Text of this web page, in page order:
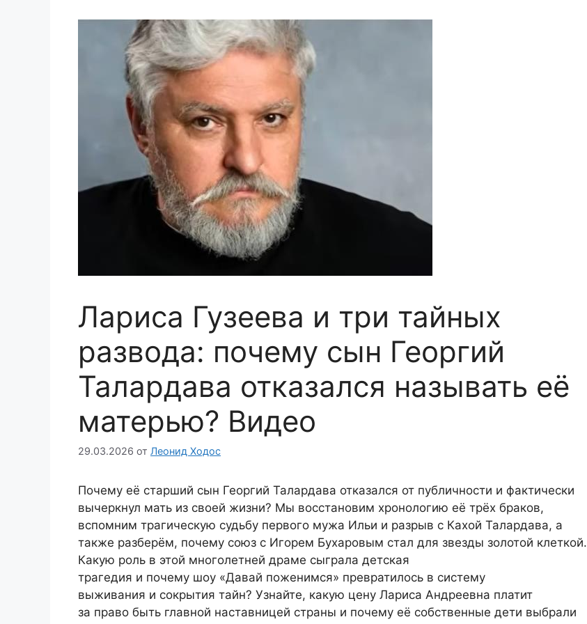
Лариса Гузеева и три тайных
развода: почему сын Георгий
Талардава отказался называть её
матерью? Видео
29.03.2026 от Леонид Ходос
Почему её старший сын Георгий Талардава отказался от публичности и фактически
вычеркнул мать из своей жизни? Мы восстановим хронологию её трёх браков,
вспомним трагическую судьбу первого мужа Ильи и разрыв с Кахой Талардава, а
также разберём, почему союз с Игорем Бухаровым стал для звезды золотой клеткой.
Какую роль в этой многолетней драме сыграла детская
трагедия и почему шоу «Давай поженимся» превратилось в систему
выживания и сокрытия тайн? Узнайте, какую цену Лариса Андреевна платит
за право быть главной наставницей страны и почему её собственные дети выбрали